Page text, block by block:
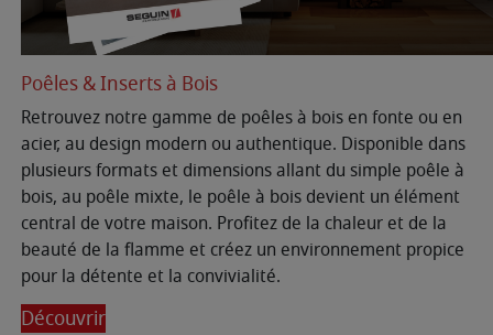
Poêles & Inserts à Bois
Retrouvez notre gamme de poêles à bois en fonte ou en
acier, au design modern ou authentique. Disponible dans
plusieurs formats et dimensions allant du simple poêle à
bois, au poêle mixte, le poêle à bois devient un élément
central de votre maison. Profitez de la chaleur et de la
beauté de la flamme et créez un environnement propice
pour la détente et la convivialité.
Découvrir